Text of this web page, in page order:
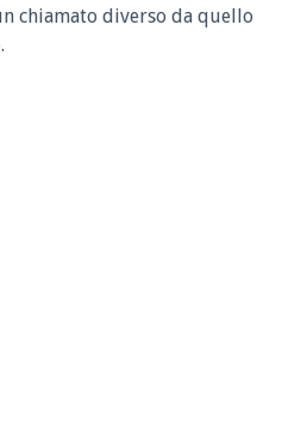
chiamato diverso da quello